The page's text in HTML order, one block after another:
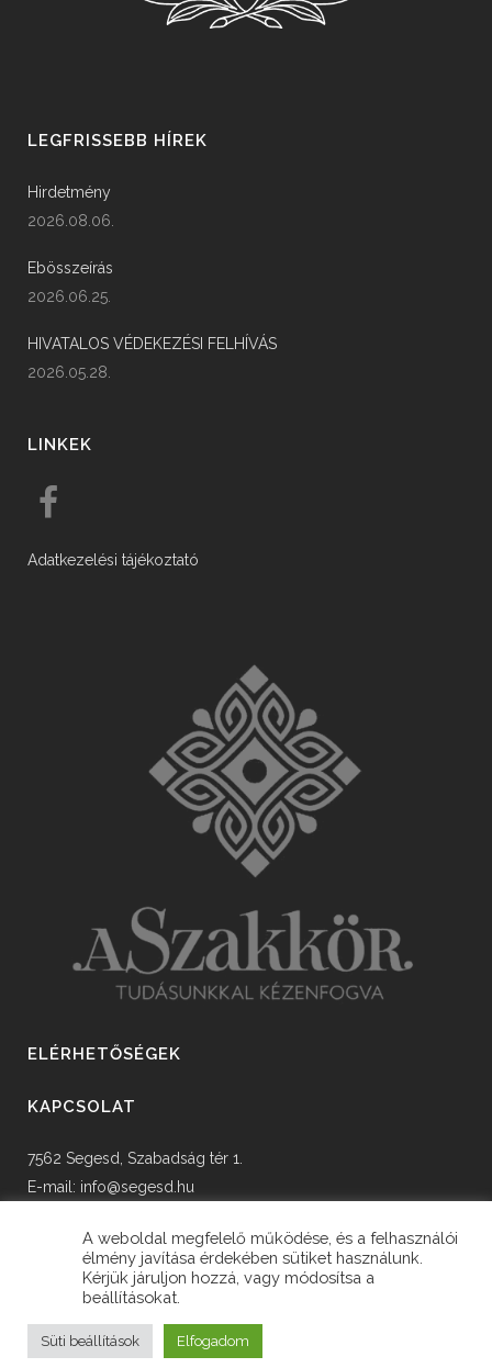
LEGFRISSEBB HÍREK
Hirdetmény
2026.08.06.
Ebösszeírás
2026.06.25.
HIVATALOS VÉDEKEZÉSI FELHÍVÁS
2026.05.28.
LINKEK
Adatkezelési tájékoztató
ELÉRHETŐSÉGEK
KAPCSOLAT
7562 Segesd, Szabadság tér 1.
E-mail: info@segesd.hu
© Copyright Segesd Község Önkormányzata
A weboldal megfelelő működése, és a felhasználói
élmény javítása érdekében sütiket használunk.
Kérjük járuljon hozzá, vagy módosítsa a
beállításokat.
Süti beállítások Elfogadom